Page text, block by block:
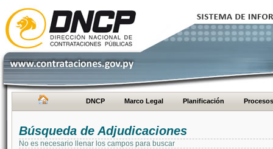
DNCP Marco Legal Planificación Procesos
Búsqueda de Adjudicaciones
No es necesario llenar los campos para buscar